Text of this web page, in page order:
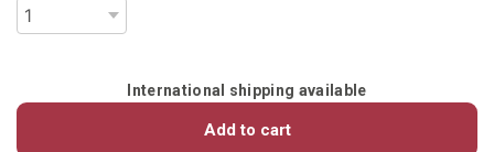
International shipping available
Add to cart